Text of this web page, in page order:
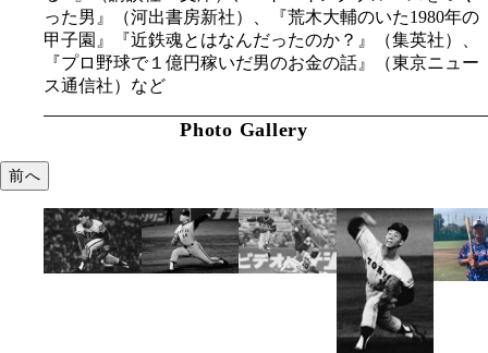
った男』（河出書房新社）、『荒木大輔のいた1980年の
甲子園』『近鉄魂とはなんだったのか？』（集英社）、
『プロ野球で１億円稼いだ男のお金の話』（東京ニュー
ス通信社）など
Photo Gallery
前へ